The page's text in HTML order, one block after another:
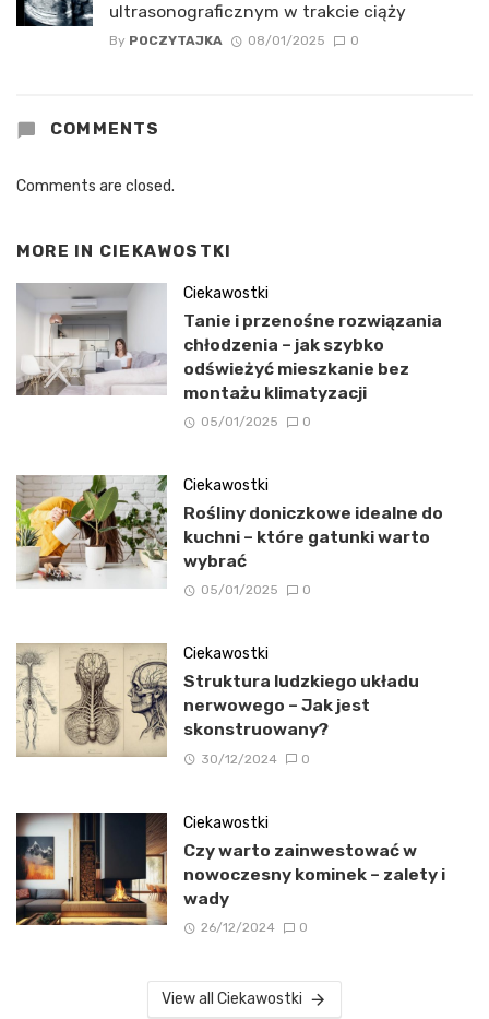
ultrasonograficznym w trakcie ciąży
By POCZYTAJKA 08/01/2025 0
COMMENTS
Comments are closed.
MORE IN CIEKAWOSTKI
Ciekawostki
Tanie i przenośne rozwiązania
chłodzenia – jak szybko
odświeżyć mieszkanie bez
montażu klimatyzacji
05/01/2025 0
Ciekawostki
Rośliny doniczkowe idealne do
kuchni – które gatunki warto
wybrać
05/01/2025 0
Ciekawostki
Struktura ludzkiego układu
nerwowego – Jak jest
skonstruowany?
30/12/2024 0
Ciekawostki
Czy warto zainwestować w
nowoczesny kominek – zalety i
wady
26/12/2024 0
View all Ciekawostki